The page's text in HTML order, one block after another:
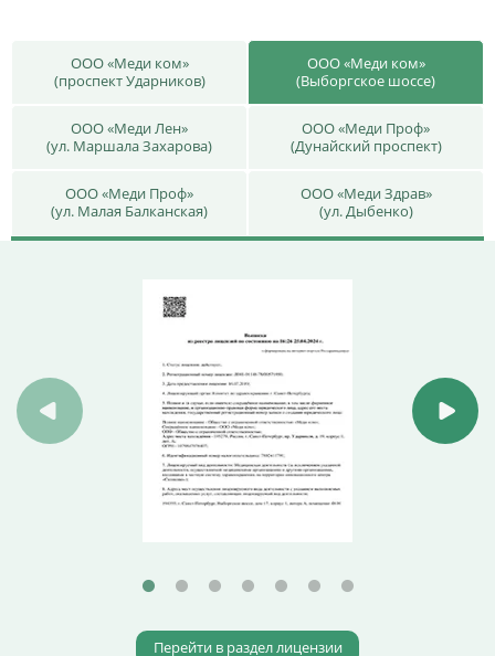
ООО «Меди ком»
(проспект Ударников)
ООО «Меди ком»
(Выборгское шоссе)
ООО «Меди Лен»
(ул. Маршала Захарова)
ООО «Меди Проф»
(Дунайский проспект)
ООО «Меди Проф»
(ул. Малая Балканская)
ООО «Меди Здрав»
(ул. Дыбенко)
Перейти в раздел лицензии